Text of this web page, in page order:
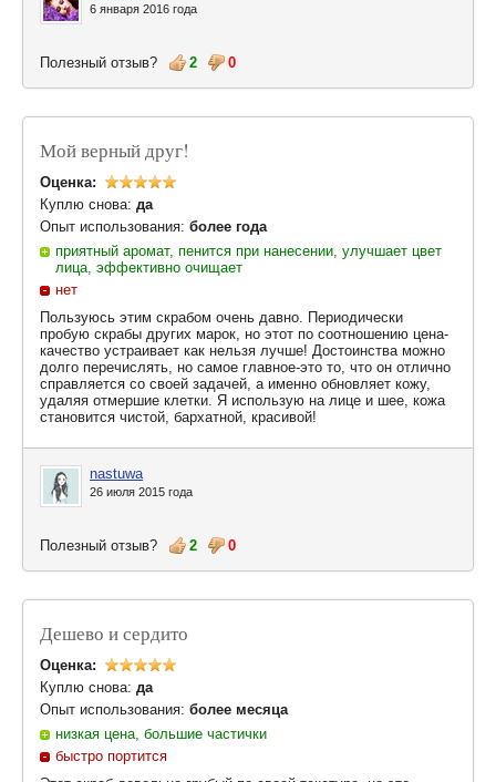
6 января 2016 года
Полезный отзыв? 2 0
Мой верный друг!
Оценка:
Куплю снова: да
Опыт использования: более года
приятный аромат, пенится при нанесении, улучшает цвет
лица, эффективно очищает
нет
Пользуюсь этим скрабом очень давно. Периодически
пробую скрабы других марок, но этот по соотношению цена-
качество устраивает как нельзя лучше! Достоинства можно
долго перечислять, но самое главное-это то, что он отлично
справляется со своей задачей, а именно обновляет кожу,
удаляя отмершие клетки. Я использую на лице и шее, кожа
становится чистой, бархатной, красивой!
nastuwa
26 июля 2015 года
Полезный отзыв? 2 0
Дешево и сердито
Оценка:
Куплю снова: да
Опыт использования: более месяца
низкая цена, большие частички
быстро портится